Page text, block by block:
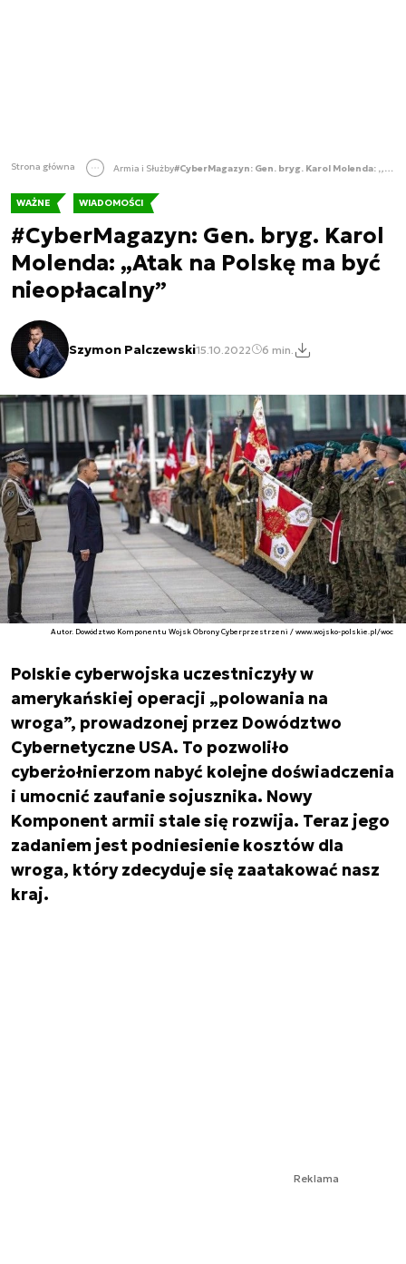
Strona główna Armia i Służby #CyberMagazyn: Gen. bryg. Karol Molenda: „Atak na Polskę ma być nieopłacalny”
WAŻNE WIADOMOŚCI
#CyberMagazyn: Gen. bryg. Karol
Molenda: „Atak na Polskę ma być
nieopłacalny”
Szymon Palczewski15.10.2022 6 min.
Autor. Dowództwo Komponentu Wojsk Obrony Cyberprzestrzeni / www.wojsko-polskie.pl/woc
Polskie cyberwojska uczestniczyły w
amerykańskiej operacji „polowania na
wroga”, prowadzonej przez Dowództwo
Cybernetyczne USA. To pozwoliło
cyberżołnierzom nabyć kolejne doświadczenia
i umocnić zaufanie sojusznika. Nowy
Komponent armii stale się rozwija. Teraz jego
zadaniem jest podniesienie kosztów dla
wroga, który zdecyduje się zaatakować nasz
kraj.
Reklama